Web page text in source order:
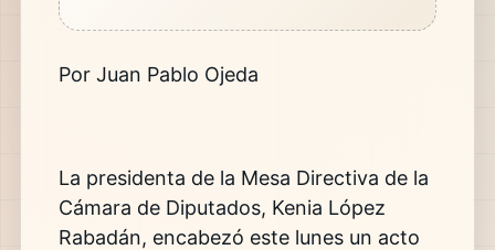
Por Juan Pablo Ojeda
La presidenta de la Mesa Directiva de la
Cámara de Diputados, Kenia López
Rabadán, encabezó este lunes un acto